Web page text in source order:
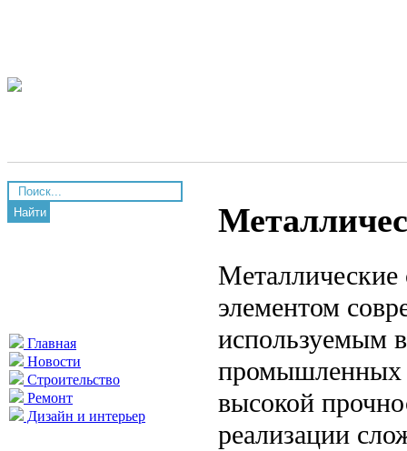
Найти
Главная
Новости
Строительство
Ремонт
Дизайн и интерьер
элементом
используемым
промышленных
высокой
реализации